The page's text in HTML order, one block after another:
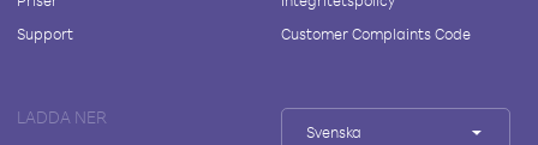
Support
Customer Complaints Code
LADDA NER
Svenska